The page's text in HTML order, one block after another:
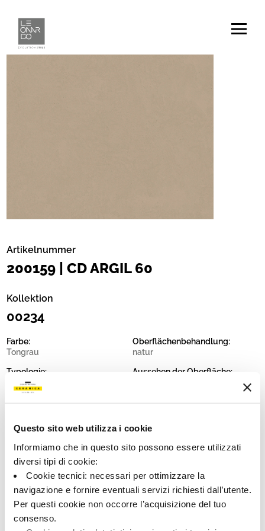
Questo sito web utilizza i cookie
Informiamo che in questo sito possono essere utilizzati
diversi tipi di cookie:
Cookie tecnici: necessari per ottimizzare la
navigazione e fornire eventuali servizi richiesti dall’utente.
Per questi cookie non occorre l’acquisizione del tuo
consenso.
Artikelnummer
200159 | CD ARGIL 60
Kollektion
00234
Farbe:
Tongrau
Typologie:
Schlicht
Format:
Oberflächenbehandlung:
natur
Aussehen der Oberfläche:
Schattierung:
Maßeinheit:
Share: